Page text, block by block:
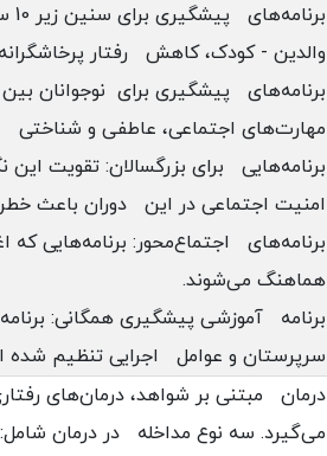
والدین - کودک، کاهش رفتار
مهارت‌های اجتماعی، عاطفی و شناختی
برنامه‌هایی برای بزرگسالان: تقویت
امنیت اجتماعی در این دوران باعث
برنامه‌های اجتماع‌محور: برنامه‌هایی
هماهنگ می‌شوند.
برنامه آموزشی پیشگیری همگانی:
سرپرستان و عوامل اجرایی تنظیم
درمان مبتنی بر شواهد، درمان‌های
می‌گیرد. سه نوع مداخله در درمان شامل: